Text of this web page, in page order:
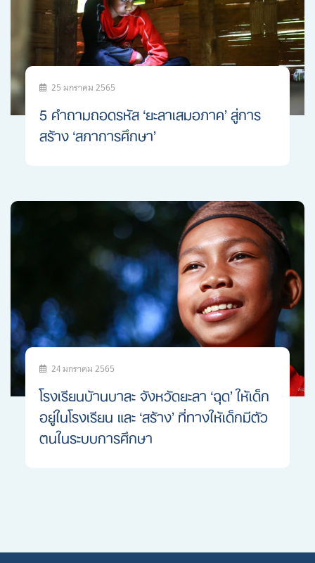
25 มกราคม 2565
5 คำถามถอดรหัส ‘ยะลาเสมอภาค’ สู่การ
สร้าง ‘สภาการศึกษา’
24 มกราคม 2565
โรงเรียนบ้านบาละ จังหวัดยะลา ‘ฉุด’ ให้เด็ก
อยู่ในโรงเรียน และ ‘สร้าง’ ที่ทางให้เด็กมีตัว
ตนในระบบการศึกษา